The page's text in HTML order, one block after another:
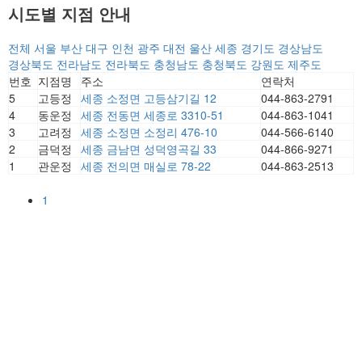
시도별 지점 안내
전체 서울 부산 대구 인천 광주 대전 울산 세종 경기도 경상남도
경상북도 전라남도 전라북도 충청남도 충청북도 강원도 제주도
번호 지점명 주소
연락처
5
고등정 세종 소정면 고등삼기길 12
044-863-2791
4
동운정 세종 전동면 세종로 3310-51
044-863-1041
3
고려정 세종 소정면 소정리 476-10
044-566-6140
2
금덕정 세종 금남면 성덕영곡길 33
044-866-9271
1
관운정 세종 전의면 매실로 78-22 044-863-2513
1